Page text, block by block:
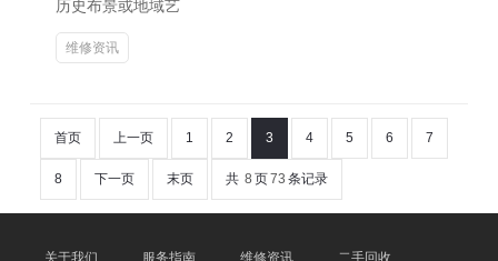
历史布景或地域艺
维修资讯
首页 上一页 1 2 3 4 5 6 7
8 下一页 末页 共 8 页73 条记录
关于我们 服务指南 维修资讯 二手回收